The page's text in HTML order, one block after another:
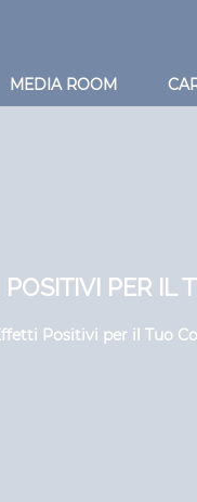
MEDIA ROOM
PER IL
Positivi per il Tuo